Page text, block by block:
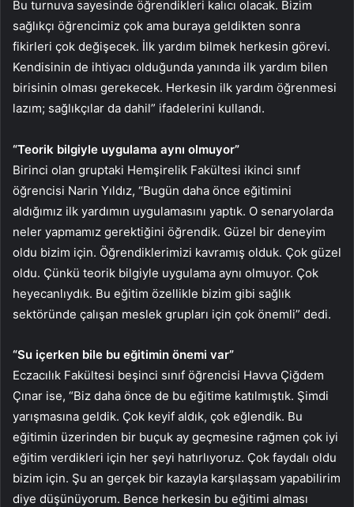
Bu turnuva sayesinde öğrendikleri kalıcı olacak. Bizim
sağlıkçı öğrencimiz çok ama buraya geldikten sonra
fikirleri çok değişecek. İlk yardım bilmek herkesin görevi.
Kendisinin de ihtiyacı olduğunda yanında ilk yardım bilen
birisinin olması gerekecek. Herkesin ilk yardım öğrenmesi
lazım; sağlıkçılar da dahil” ifadelerini kullandı.
“Teorik bilgiyle uygulama aynı olmuyor”
Birinci olan gruptaki Hemşirelik Fakültesi ikinci sınıf
öğrencisi Narin Yıldız, “Bugün daha önce eğitimini
aldığımız ilk yardımın uygulamasını yaptık. O senaryolarda
neler yapmamız gerektiğini öğrendik. Güzel bir deneyim
oldu bizim için. Öğrendiklerimizi kavramış olduk. Çok güzel
oldu. Çünkü teorik bilgiyle uygulama aynı olmuyor. Çok
heyecanlıydık. Bu eğitim özellikle bizim gibi sağlık
sektöründe çalışan meslek grupları için çok önemli” dedi.
“Su içerken bile bu eğitimin önemi var”
Eczacılık Fakültesi beşinci sınıf öğrencisi Havva Çiğdem
Çınar ise, “Biz daha önce de bu eğitime katılmıştık. Şimdi
yarışmasına geldik. Çok keyif aldık, çok eğlendik. Bu
eğitimin üzerinden bir buçuk ay geçmesine rağmen çok iyi
eğitim verdikleri için her şeyi hatırlıyoruz. Çok faydalı oldu
bizim için. Şu an gerçek bir kazayla karşılaşsam yapabilirim
diye düşünüyorum. Bence herkesin bu eğitimi alması